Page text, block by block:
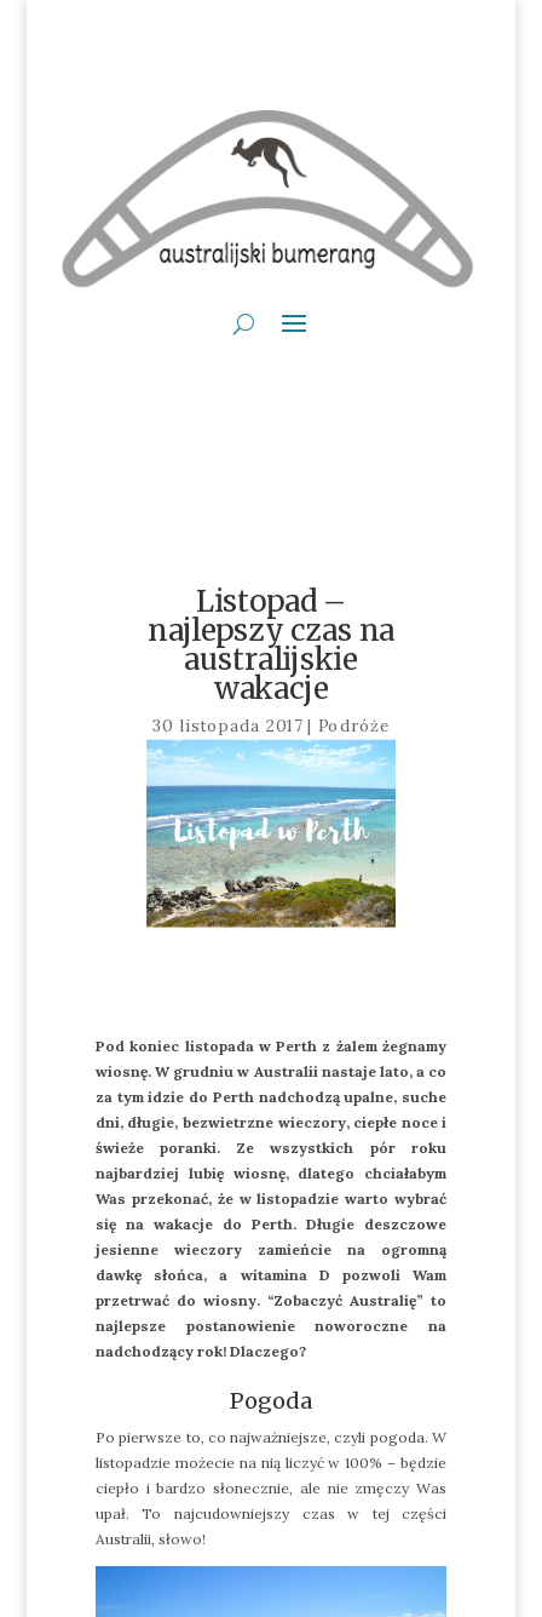
Listopad –
najlepszy czas na
australijskie
wakacje
30 listopada 2017| Podróże
Pod koniec listopada w Perth z żalem żegnamy
wiosnę. W grudniu w Australii nastaje lato, a co
za tym idzie do Perth nadchodzą upalne, suche
dni, długie, bezwietrzne wieczory, ciepłe noce i
świeże poranki. Ze wszystkich pór roku
najbardziej lubię wiosnę, dlatego chciałabym
Was przekonać, że w listopadzie warto wybrać
się na wakacje do Perth. Długie deszczowe
jesienne wieczory zamieńcie na ogromną
dawkę słońca, a witamina D pozwoli Wam
przetrwać do wiosny. “Zobaczyć Australię” to
najlepsze postanowienie noworoczne na
nadchodzący rok! Dlaczego?
Pogoda
Po pierwsze to, co najważniejsze, czyli pogoda. W
listopadzie możecie na nią liczyć w 100% – będzie
ciepło i bardzo słonecznie, ale nie zmęczy Was
upał. To najcudowniejszy czas w tej części
Australii, słowo!